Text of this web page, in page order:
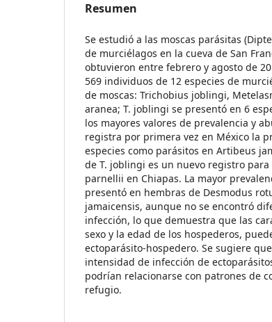
Resumen
Se estudió a las moscas parásitas
de murciélagos en la cueva de San
obtuvieron entre febrero y agosto de
569 individuos de 12 especies de
de moscas: Trichobius joblingi,
aranea; T. joblingi se presentó en 6
los mayores valores de prevalencia y
registra por primera vez en México la
especies como parásitos en Artibeus
de T. joblingi es un nuevo registro para
parnellii en Chiapas. La mayor
presentó en hembras de Desmodus
jamaicensis, aunque no se encontró
infección, lo que demuestra que las
sexo y la edad de los hospederos,
ectoparásito-hospedero. Se sugiere
intensidad de infección de
podrían relacionarse con patrones de
refugio.